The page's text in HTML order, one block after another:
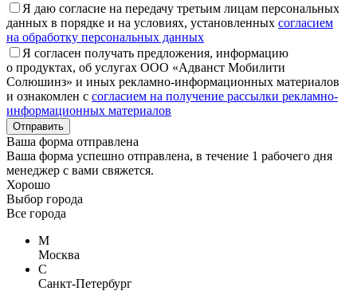
Я даю согласие на передачу третьим лицам персональных
данных в порядке и на условиях, установленных согласием
на обработку персональных данных
Я согласен получать предложения, информацию
о продуктах, об услугах ООО «Адванст Мобилити
Солюшинз» и иных рекламно-информационных материалов
и ознакомлен с согласием на получение рассылки рекламно-
информационных материалов
Отправить
Ваша форма отправлена
Ваша форма успешно отправлена, в течение 1 рабочего дня
менеджер с вами свяжется.
Хорошо
Выбор города
Все города
М
Москва
С
Санкт-Петербург